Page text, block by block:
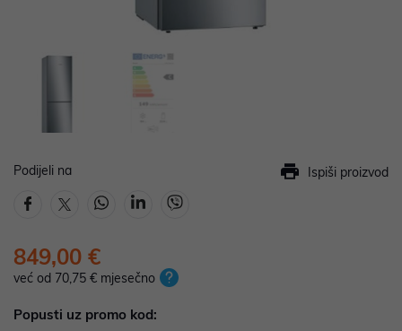
Podijeli na Ispiši proizvod
849,00 €
već od 70,75 € mjesečno
Popusti uz promo kod: